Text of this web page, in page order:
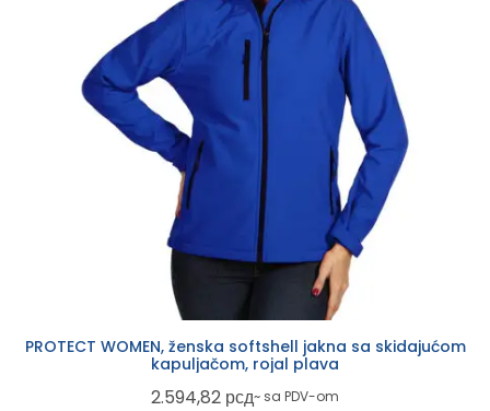
PROTECT WOMEN, ženska softshell jakna sa skidajućom
kapuljačom, rojal plava
2.594,82 рсд~ sa PDV-om